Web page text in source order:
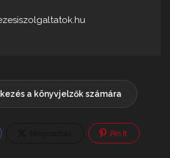
a könyvjelzők számára
Pin It